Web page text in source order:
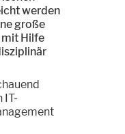
werden
große
mit Hilfe
IT-